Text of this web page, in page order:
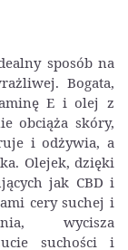
sposób na
Bogata,
E i olej z
obciąża skóry,
i odżywia, a
Olejek, dzięki
jak CBD i
cery suchej i
wycisza
suchości i